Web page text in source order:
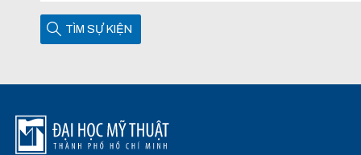
TÌM SỰ KIỆN